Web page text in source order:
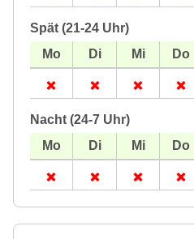
Spät (21-24 Uhr)
Nacht (24-7 Uhr)